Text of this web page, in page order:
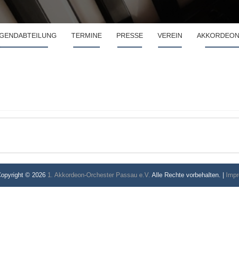
TERMINE PRESSE VEREIN
© 2026 1. Akkordeon-Orchester Passau e.V. Alle Rechte vorbehalten. |